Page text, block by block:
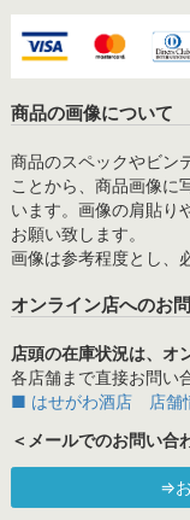
商品の画像について
商品のスペックやビン
ことから、商品画像に
います。画像の肩貼り
お願い致します。
画像は参考程度とし、
オンライン店へのお
店頭の在庫状況は、オ
各店舗まで直接お問い
■ はせがわ酒店 店舗
＜メールでのお問い合
⇒